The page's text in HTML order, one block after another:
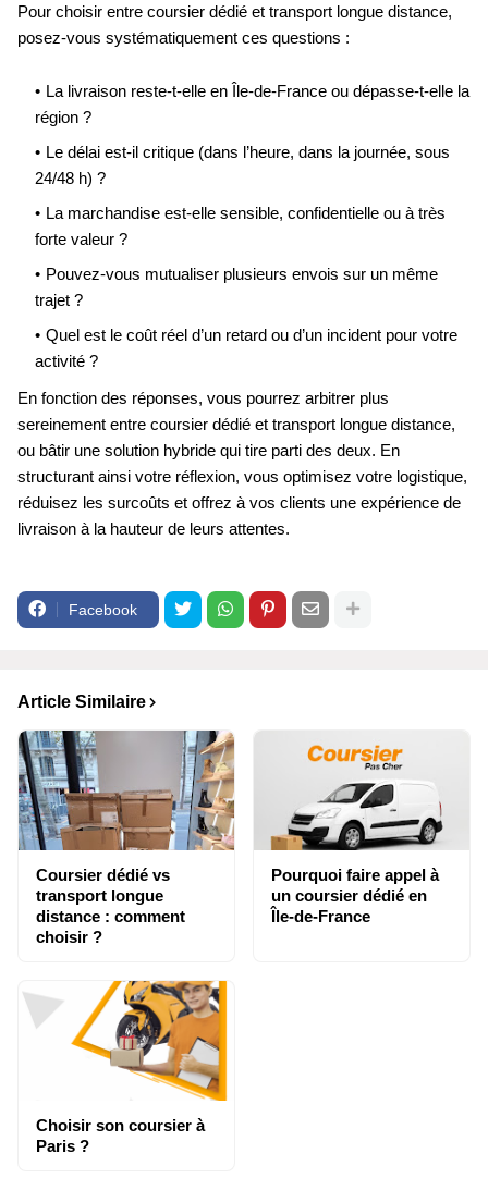
Pour choisir entre coursier dédié et transport longue distance,
posez-vous systématiquement ces questions :
La livraison reste-t-elle en Île-de-France ou dépasse-t-elle la
région ?
Le délai est-il critique (dans l’heure, dans la journée, sous
24/48 h) ?
La marchandise est-elle sensible, confidentielle ou à très
forte valeur ?
Pouvez-vous mutualiser plusieurs envois sur un même
trajet ?
Quel est le coût réel d’un retard ou d’un incident pour votre
activité ?
En fonction des réponses, vous pourrez arbitrer plus
sereinement entre coursier dédié et transport longue distance,
ou bâtir une solution hybride qui tire parti des deux. En
structurant ainsi votre réflexion, vous optimisez votre logistique,
réduisez les surcoûts et offrez à vos clients une expérience de
livraison à la hauteur de leurs attentes.
Facebook
Article Similaire
Coursier dédié vs
transport longue
distance : comment
choisir ?
Pourquoi faire appel à
un coursier dédié en
Île-de-France
Choisir son coursier à
Paris ?